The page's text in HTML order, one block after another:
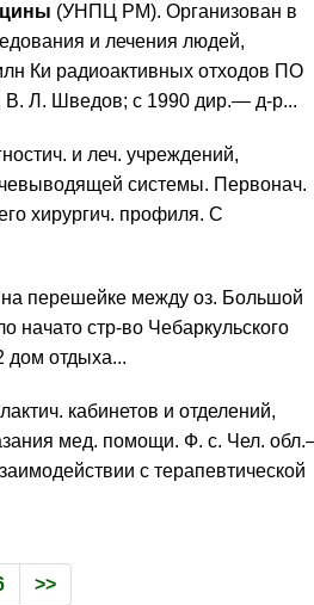
(УНПЦ РМ). Организован в
и лечения людей,
Ки радиоактивных отходов ПО
В. Л. Шведов; с 1990 дир.— д-р...
и леч. учреждений,
системы. Первонач.
хирургич. профиля. С
на перешейке между оз. Большой
стр-во Чебаркульского
дом отдыха...
кабинетов и отделений,
мед. помощи. Ф. с. Чел.
с терапевтической
>>